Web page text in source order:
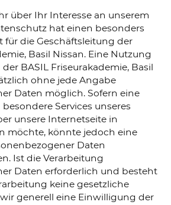
über Ihr Interesse an unserem
hat einen besonders
für die Geschäftsleitung der
Basil Nissan. Eine Nutzung
BASIL Friseurakademie, Basil
ohne jede Angabe
Daten möglich. Sofern eine
Services unseres
unsere Internetseite in
möchte, könnte jedoch eine
Daten
Ist die Verarbeitung
Daten erforderlich und besteht
keine gesetzliche
generell eine Einwilligung der